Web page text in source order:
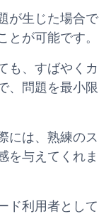
が生じた場合で
とが可能です。
も、すばやくカ
、問題を最小限
には、熟練のス
を与えてくれま
ド利用者として